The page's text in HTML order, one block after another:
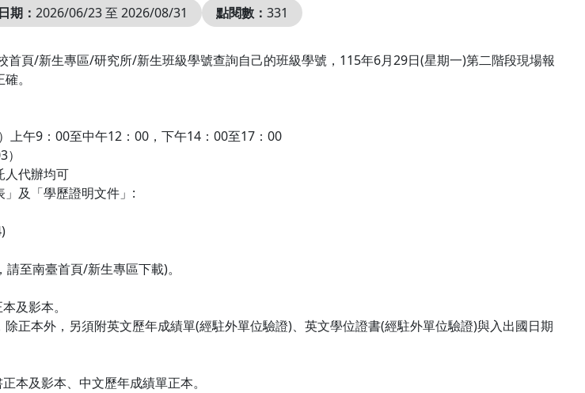
期： 2026/06/23 至 2026/08/31 點閱數： 331
首頁/新生專區/研究所/新生班級學號查詢自己的班級學號，115年6月29日(星期一)第二階段現場報
。
上午9：00至中午12：00，下午14：00至17：00
人代辦均可
」及「學歷證明文件」:
至南臺首頁/新生專區下載)。
及影本。
正本外，另須附英文歷年成績單(經駐外單位驗證)、英文學位證書(經駐外單位驗證)與入出國日期
本及影本、中文歷年成績單正本。